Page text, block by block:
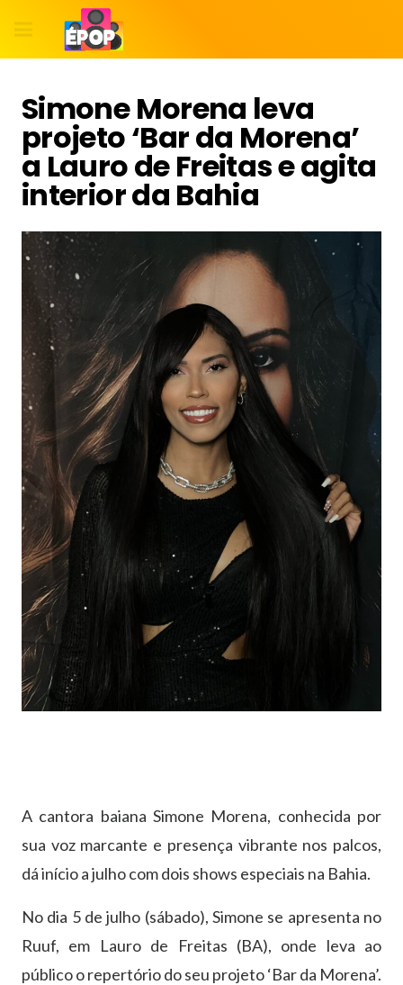
Simone Morena leva
projeto ‘Bar da Morena’
a Lauro de Freitas e agita
interior da Bahia
A cantora baiana Simone Morena, conhecida por
sua voz marcante e presença vibrante nos palcos,
dá início a julho com dois shows especiais na Bahia.
No dia 5 de julho (sábado), Simone se apresenta no
Ruuf, em Lauro de Freitas (BA), onde leva ao
público o repertório do seu projeto ‘Bar da Morena’.